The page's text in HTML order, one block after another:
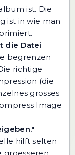
ist. Die
ist inwie man
.
die Datei
begrenzen
richtige
(die
grosses
Image
hilft selten
groesseren